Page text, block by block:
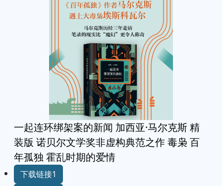
一起连环绑架案的新闻 加西亚·马尔克斯 精
装版 诺贝尔文学奖非虚构典范之作 毒枭 百
年孤独 霍乱时期的爱情
下载链接1